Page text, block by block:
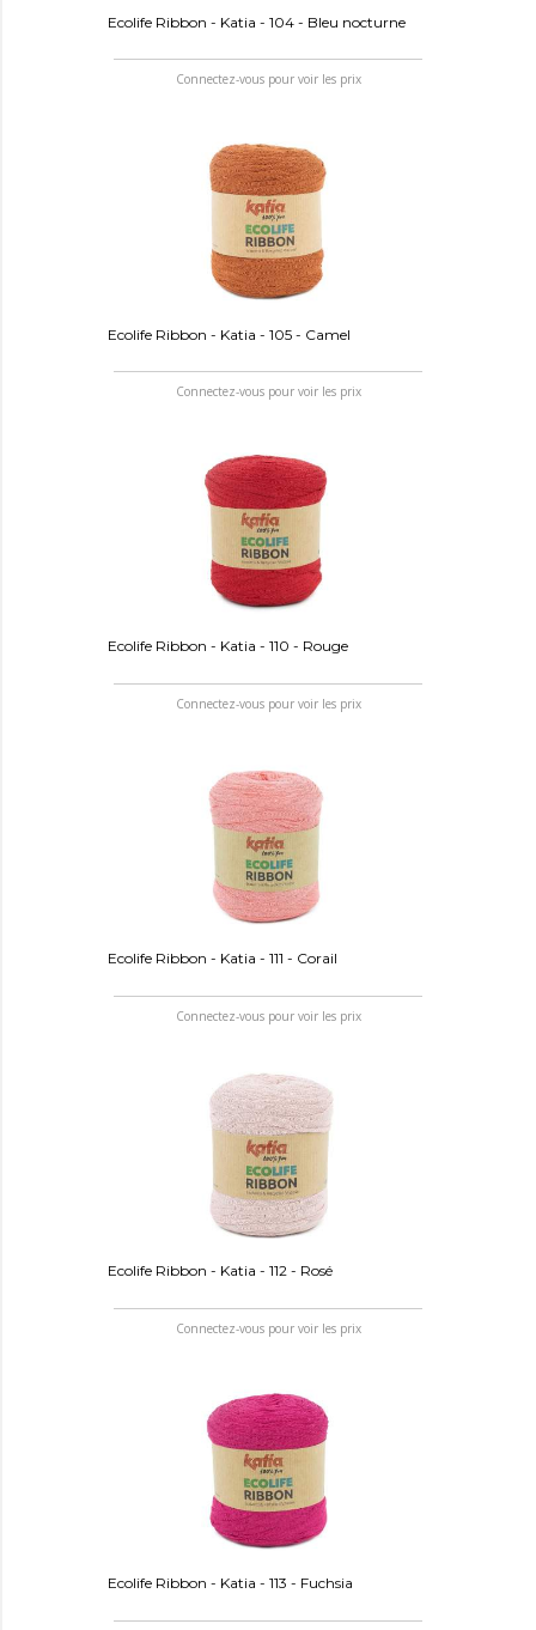
Ecolife Ribbon - Katia - 104 - Bleu nocturne
Connectez-vous pour voir les prix
Ecolife Ribbon - Katia - 105 - Camel
Connectez-vous pour voir les prix
Ecolife Ribbon - Katia - 110 - Rouge
Connectez-vous pour voir les prix
Ecolife Ribbon - Katia - 111 - Corail
Connectez-vous pour voir les prix
Ecolife Ribbon - Katia - 112 - Rosé
Connectez-vous pour voir les prix
Ecolife Ribbon - Katia - 113 - Fuchsia